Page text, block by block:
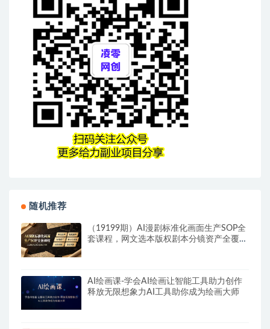
随机推荐
（19199期）AI漫剧标准化画面生产SOP全
套课程，网文选本版权剧本分镜资产全覆
AI绘画课-学会AI绘画让智能工具助力创作
释放无限想象力AI工具助你成为绘画大师